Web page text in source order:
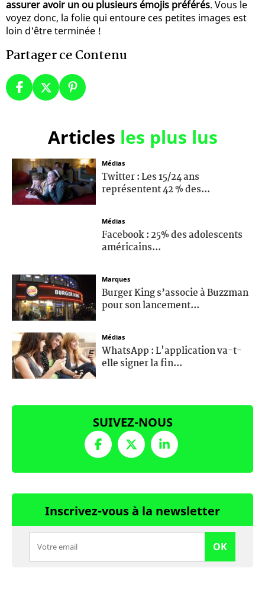
assurer avoir un ou plusieurs émojis préférés. Vous le
voyez donc, la folie qui entoure ces petites images est
loin d'être terminée !
Partager ce Contenu
Articles les plus lus
Médias
Twitter : Les 15/24 ans
représentent 42 % des...
Médias
Facebook : 25% des adolescents
américains...
Marques
Burger King s’associe à Buzzman
pour son lancement...
Médias
WhatsApp : L'application va-t-
elle signer la fin...
SUIVEZ-NOUS
Inscrivez-vous à la newsletter
OK